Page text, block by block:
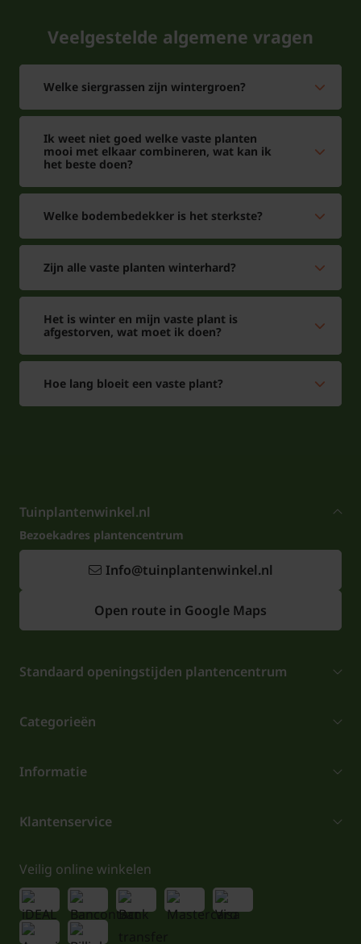
Veelgestelde algemene vragen
Welke siergrassen zijn wintergroen?
Ik weet niet goed welke vaste planten
mooi met elkaar combineren, wat kan ik
het beste doen?
Welke bodembedekker is het sterkste?
Zijn alle vaste planten winterhard?
Het is winter en mijn vaste plant is
afgestorven, wat moet ik doen?
Hoe lang bloeit een vaste plant?
Tuinplantenwinkel.nl
Bezoekadres plantencentrum
Info@tuinplantenwinkel.nl
Open route in Google Maps
Standaard openingstijden plantencentrum
Categorieën
Informatie
Klantenservice
Veilig online winkelen